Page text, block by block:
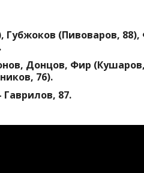
Губжоков (Пивоваров,
Донцов, Фир
76).
Гаврилов, 87.